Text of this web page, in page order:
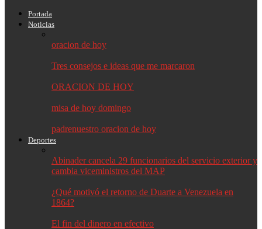
Portada
Noticias
oracion de hoy
Tres consejos e ideas que me marcaron
ORACION DE HOY
misa de hoy domingo
padrenuestro oracion de hoy
Deportes
Abinader cancela 29 funcionarios del servicio exterior y
cambia viceministros del MAP
¿Qué motivó el retorno de Duarte a Venezuela en
1864?
El fin del dinero en efectivo